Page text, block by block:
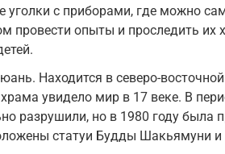
уголки с приборами, где можно
провести опыты и проследить их
Находится в северо-
увидело мир в 17 веке. В
разрушили, но в 1980 году была
статуи Будды Шакьямуни и